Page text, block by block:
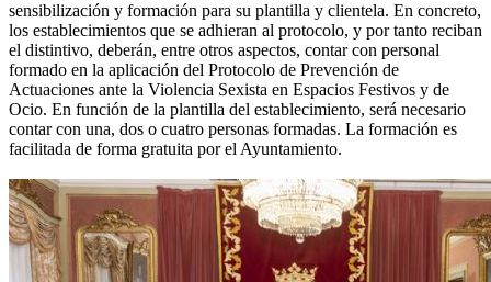
sensibilización y formación para su plantilla y clientela. En concreto,
los establecimientos que se adhieran al protocolo, y por tanto reciban
el distintivo, deberán, entre otros aspectos, contar con personal
formado en la aplicación del Protocolo de Prevención de
Actuaciones ante la Violencia Sexista en Espacios Festivos y de
Ocio. En función de la plantilla del establecimiento, será necesario
contar con una, dos o cuatro personas formadas. La formación es
facilitada de forma gratuita por el Ayuntamiento.